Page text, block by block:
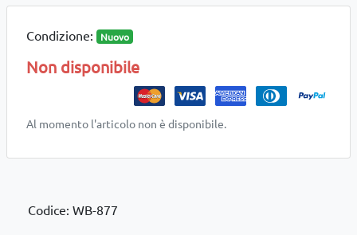
Condizione: Nuovo
Non disponibile
Al momento l'articolo non è disponibile.
Codice: WB-877